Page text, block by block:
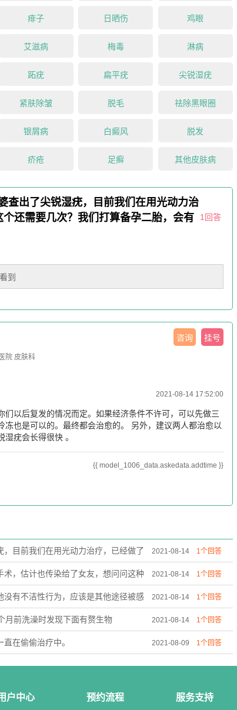
痱子 日晒伤 鸡眼
艾滋病 梅毒 淋病
跖疣 扁平疣 尖锐湿疣
紧肤除皱 脱毛 祛除黑眼圈
银屑病 白癜风 脱发
疥疮 足癣 其他皮肤病
查出了尖锐湿疣，目前我们在用光动力治
还需要几次？我们打算备孕二胎，会有
1回答
到
院 皮肤科
咨询 挂号
2021-08-14 17:52:00
们以后复发的情况而定。如果经济条件不许可，可以先做三
也是可以的。最终都会治愈的。 另外，建议两人都治愈以
疣会长得很快 。
{{ model_1006_data.askedata.addtime }}
目前我们在用光动力治疗，已经做了
胎，会有影响吗？
2021-08-14 1个回答
，估计也传染给了女友，想问问这种 2021-08-14 1个回答
有不洁性行为，应该是其他途径被感 2021-08-14 1个回答
月前洗澡时发现下面有赘生物 2021-08-14 1个回答
在偷偷治疗中。 2021-08-09 1个回答
户中心 预约流程 服务支持